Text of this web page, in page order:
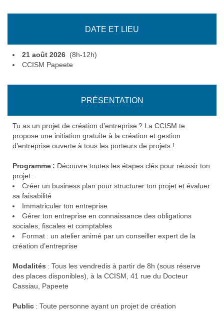
DATE ET LIEU
21 août 2026 (8h-12h)
CCISM Papeete
PRÉSENTATION
Tu as un projet de création d’entreprise ? La CCISM te
propose une initiation gratuite à la création et gestion
d’entreprise ouverte à tous les porteurs de projets !
Programme : Découvre toutes les étapes clés pour réussir ton
projet :
Créer un business plan pour structurer ton projet et évaluer
sa faisabilité
Immatriculer ton entreprise
Gérer ton entreprise en connaissance des obligations
sociales, fiscales et comptables
Format : un atelier animé par un conseiller expert de la
création d’entreprise
Modalités : Tous les vendredis à partir de 8h (sous réserve
des places disponibles), à la CCISM, 41 rue du Docteur
Cassiau, Papeete
Public : Toute personne ayant un projet de création